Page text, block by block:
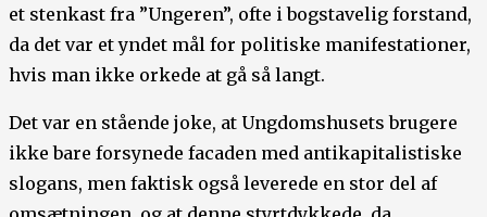
et stenkast fra ”Ungeren”, ofte i bogstavelig forstand,
da det var et yndet mål for politiske manifestationer,
hvis man ikke orkede at gå så langt.
Det var en stående joke, at Ungdomshusets brugere
ikke bare forsynede facaden med antikapitalistiske
slogans, men faktisk også leverede en stor del af